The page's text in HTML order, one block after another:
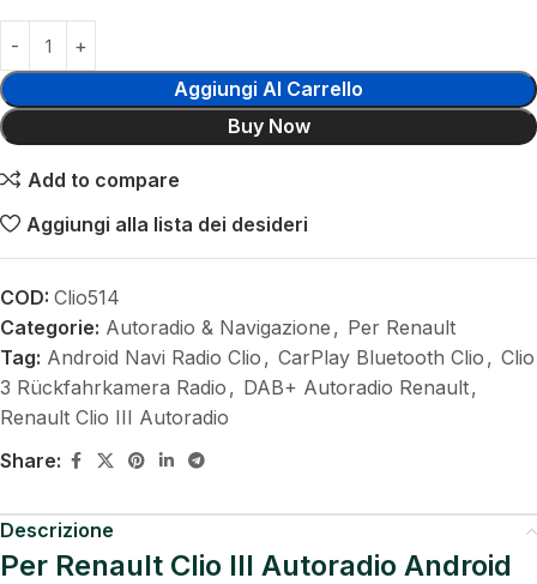
Aggiungi Al Carrello
Buy Now
Add to compare
Aggiungi alla lista dei desideri
COD: Clio514
Categorie: Autoradio & Navigazione , Per Renault
Tag: Android Navi Radio Clio , CarPlay Bluetooth Clio , Clio
3 Rückfahrkamera Radio , DAB+ Autoradio Renault,
Renault Clio III Autoradio
Share:
Descrizione
Per Renault Clio III Autoradio Android